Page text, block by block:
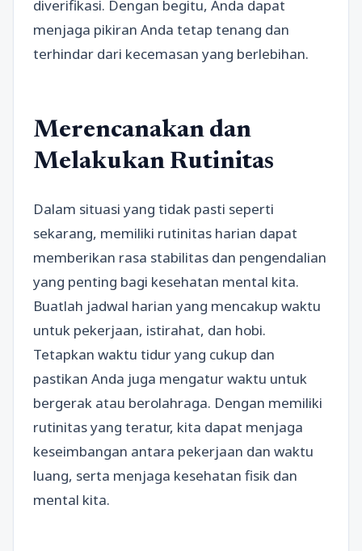
diverifikasi. Dengan begitu, Anda dapat
menjaga pikiran Anda tetap tenang dan
terhindar dari kecemasan yang berlebihan.
Merencanakan dan
Melakukan Rutinitas
Dalam situasi yang tidak pasti seperti
sekarang, memiliki rutinitas harian dapat
memberikan rasa stabilitas dan pengendalian
yang penting bagi kesehatan mental kita.
Buatlah jadwal harian yang mencakup waktu
untuk pekerjaan, istirahat, dan hobi.
Tetapkan waktu tidur yang cukup dan
pastikan Anda juga mengatur waktu untuk
bergerak atau berolahraga. Dengan memiliki
rutinitas yang teratur, kita dapat menjaga
keseimbangan antara pekerjaan dan waktu
luang, serta menjaga kesehatan fisik dan
mental kita.